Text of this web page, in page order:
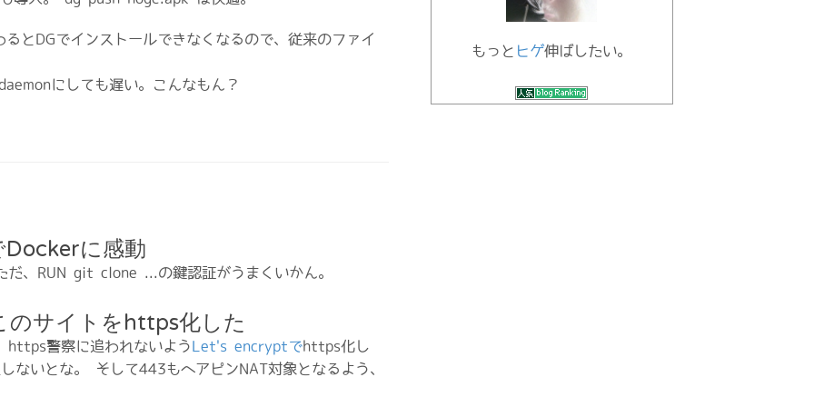
とDGでインストールできなくなるので、従来のファイ
にしても遅い。こんなもん？
に感動
だ、RUN git clone ...の鍵認証がうまくいかん。
のサイトをhttps化した
https警察に追われないよう Let's encryptでhttps化し
ないとな。 そして443もヘアピンNAT対象となるよう、
もっと ヒゲ伸ばしたい。